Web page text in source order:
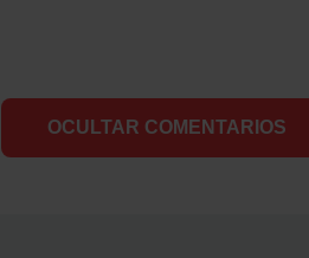
OCULTAR COMENTARIOS